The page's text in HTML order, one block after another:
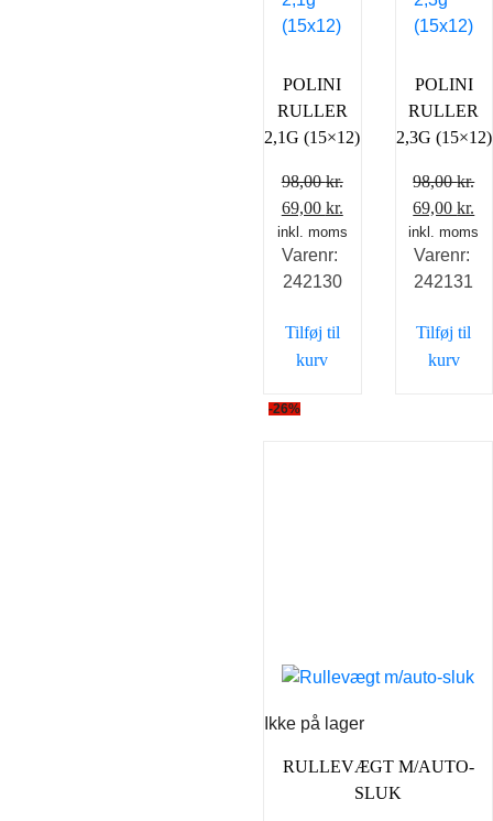
POLINI
RULLER
2,1G (15×12)
98,00kr.
Den
oprindelige
pris
var:
69,00 kr.
aktuelle
er:
inkl. moms
Varenr:
242130
Tilføj til
kurv
POLINI
RULLER
2,3G (15×12)
98,00kr.
Den
pris
var:
69,00kr.
inkl. moms
Varenr:
242131
Tilføj til
kurv
-26%
Ikke på lager
RULLEVÆGT M/AUTO-
SLUK